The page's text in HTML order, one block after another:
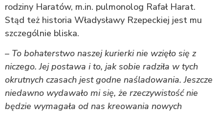
rodziny Haratów, m.in. pulmonolog Rafał Harat.
Stąd też historia Władysławy Rzepeckiej jest mu
szczególnie bliska.
– To bohaterstwo naszej kurierki nie wzięło się z
niczego. Jej postawa i to, jak sobie radziła w tych
okrutnych czasach jest godne naśladowania. Jeszcze
niedawno wydawało mi się, że rzeczywistość nie
będzie wymagała od nas kreowania nowych